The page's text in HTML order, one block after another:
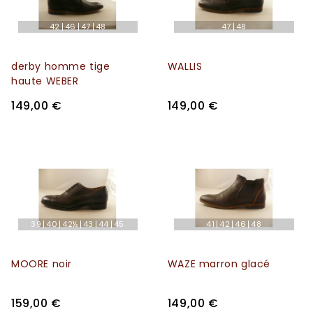
42 46 47 48
derby homme tige
haute WEBER
149,00 €
47 48
WALLIS
149,00 €
39 40 42½ 43 44 45
MOORE noir
159,00 €
41 42 46 48
WAZE marron glacé
149,00 €